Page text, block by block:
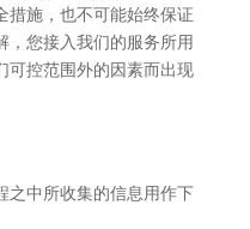
措施，也不可能始终保证
，您接入我们的服务所用
可控范围外的因素而出现
之中所收集的信息用作下